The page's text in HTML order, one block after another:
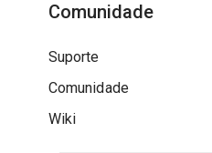
Comunidade
Suporte
Comunidade
Wiki